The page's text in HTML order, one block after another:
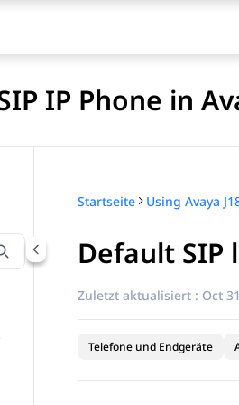
IP Phone in
nach Titel zu filtern.
Startseite
Default SIP
Zuletzt aktualisiert : Oct
Telefone und Endgeräte